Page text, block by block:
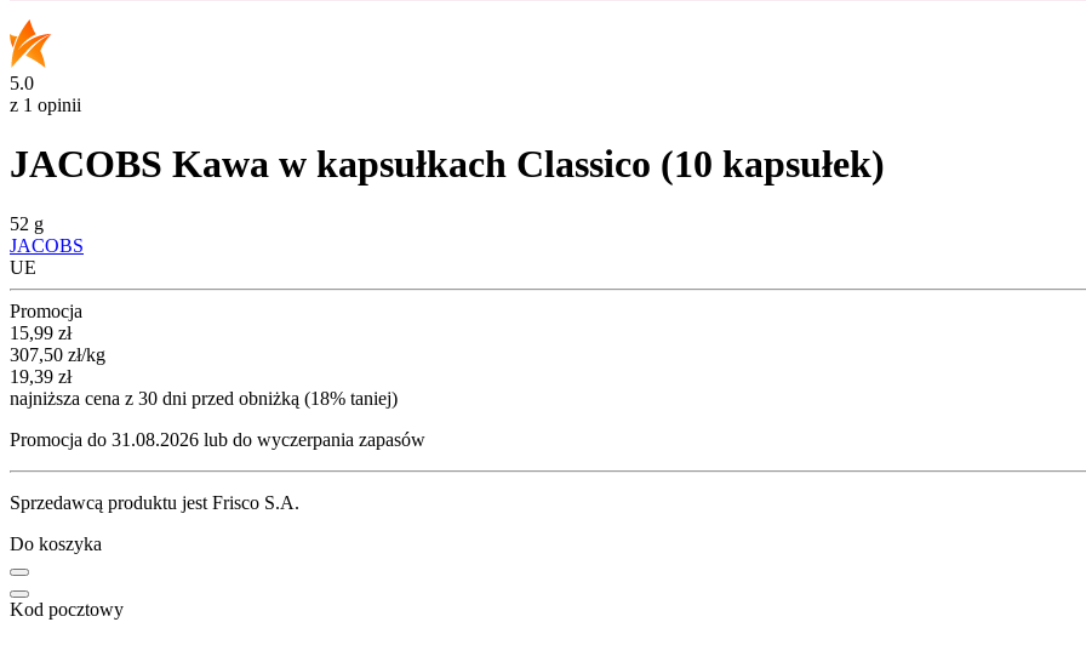
5.0
z 1 opinii
JACOBS Kawa w kapsułkach Classico (10 kapsułek)
52 g
JACOBS
UE
Promocja
Cena promocyjna
15,99 zł
307,50 zł/kg
19,39 zł
najniższa cena z 30 dni przed obniżką (18% taniej)
Promocja do 31.08.2026 lub do wyczerpania zapasów
Sprzedawcą produktu jest Frisco S.A.
Do koszyka
Kod pocztowy